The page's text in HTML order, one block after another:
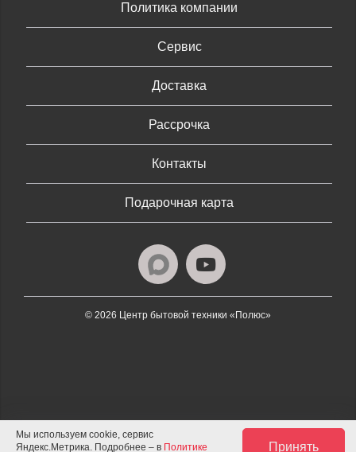
Политика компании
Сервис
Доставка
Рассрочка
Контакты
Подарочная карта
© 2026 Центр бытовой техники «Полюс»
Мы используем cookie, сервис
Яндекс.Метрика. Подробнее – в Политике Принять